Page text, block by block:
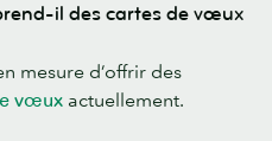
il des cartes de vœux
mesure d’offrir des
vœux actuellement.